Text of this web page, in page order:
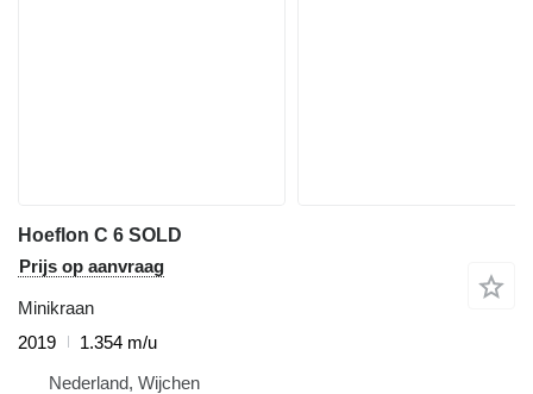
Hoeflon C 6 SOLD
Prijs op aanvraag
Minikraan
2019
1.354 m/u
Nederland, Wijchen